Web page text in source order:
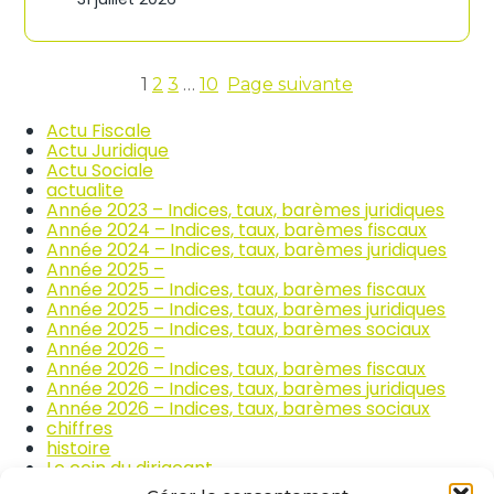
c
m
e
l
a
r
p
a
r
t
i
o
u
n
i
e
r
i
x
d
e
s
p
r
o
d
u
i
s
1 2 3 … 10 Page suivante
Actu Fiscale
Actu Juridique
Actu Sociale
actualite
Année 2023 – Indices, taux, barèmes juridiques
Année 2024 – Indices, taux, barèmes fiscaux
Année 2024 – Indices, taux, barèmes juridiques
Année 2025 –
Année 2025 – Indices, taux, barèmes fiscaux
Année 2025 – Indices, taux, barèmes juridiques
Année 2025 – Indices, taux, barèmes sociaux
Année 2026 –
Année 2026 – Indices, taux, barèmes fiscaux
Année 2026 – Indices, taux, barèmes juridiques
Année 2026 – Indices, taux, barèmes sociaux
chiffres
histoire
Le coin du dirigeant